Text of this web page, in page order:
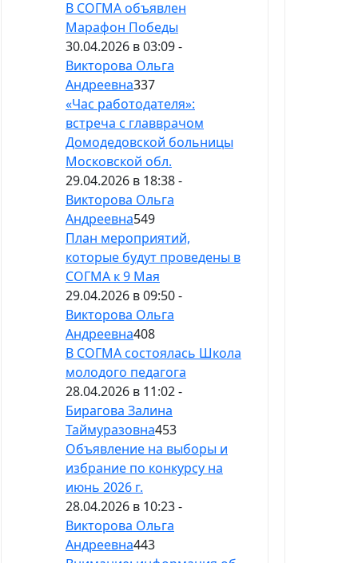
В СОГМА объявлен
Марафон Победы
30.04.2026 в 03:09 -
Викторова Ольга
Андреевна337
«Час работодателя»:
встреча с главврачом
Домодедовской больницы
Московской обл.
29.04.2026 в 18:38 -
Викторова Ольга
Андреевна549
План мероприятий,
которые будут проведены в
СОГМА к 9 Мая
29.04.2026 в 09:50 -
Викторова Ольга
Андреевна408
В СОГМА состоялась Школа
молодого педагога
28.04.2026 в 11:02 -
Бирагова Залина
Таймуразовна453
Объявление на выборы и
избрание по конкурсу на
июнь 2026 г.
28.04.2026 в 10:23 -
Викторова Ольга
Андреевна443